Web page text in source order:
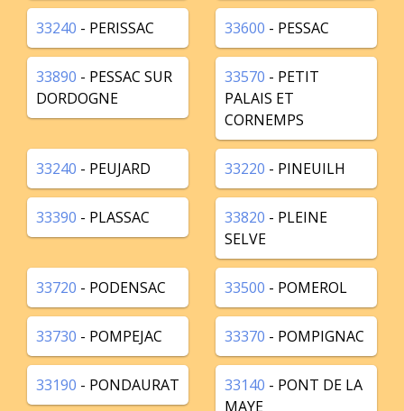
33240 - PERISSAC 33600 - PESSAC
33890 - PESSAC SUR
DORDOGNE
33570 - PETIT
PALAIS ET
CORNEMPS
33240 - PEUJARD 33220 - PINEUILH
33390 - PLASSAC 33820 - PLEINE
SELVE
33720 - PODENSAC 33500 - POMEROL
33730 - POMPEJAC 33370 - POMPIGNAC
33190 - PONDAURAT 33140 - PONT DE LA
MAYE